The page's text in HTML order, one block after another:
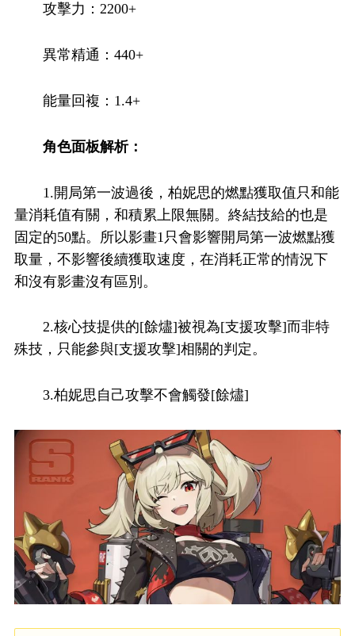
攻擊力：2200+
異常精通：440+
能量回複：1.4+
角色面板解析：
1.開局第一波過後，柏妮思的燃點獲取值只和能
量消耗值有關，和積累上限無關。終結技給的也是
固定的50點。所以影畫1只會影響開局第一波燃點獲
取量，不影響後續獲取速度，在消耗正常的情況下
和沒有影畫沒有區別。
2.核心技提供的[餘燼]被視為[支援攻擊]而非特
殊技，只能參與[支援攻擊]相關的判定。
3.柏妮思自己攻擊不會觸發[餘燼]